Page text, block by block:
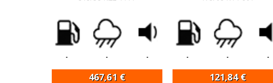
- - -
467,61 €
- - -
121,84€